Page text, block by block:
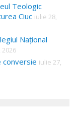
Teologic
Ciuc iulie 28,
Național
2026
iulie 27,